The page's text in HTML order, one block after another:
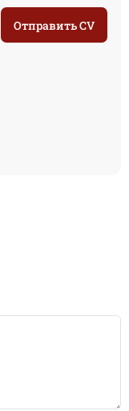
Отправить CV